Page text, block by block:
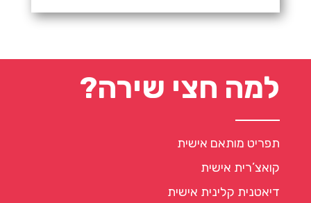
למה חצי שירה?
תפריט מותאם אישית
קואצ’רית אישית
דיאטנית קלינית אישית